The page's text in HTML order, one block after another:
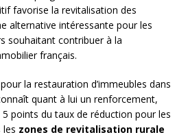
favorise la revitalisation des
alternative intéressante pour les
souhaitant contribuer à la
français.
pour la restauration d’immeubles dans
quant à lui un renforcement,
points du taux de réduction pour les
les zones de revitalisation rurale